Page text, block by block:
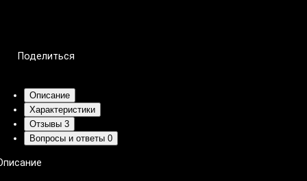
Поделиться
Описание
Характеристики
Отзывы 3
Вопросы и ответы 0